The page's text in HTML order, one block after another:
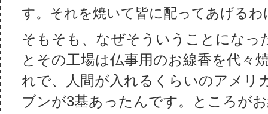
す。それを焼いて皆に配ってあげるわ
そもそも、なぜそういうことになっ
とその工場は仏事用のお線香を代々
れで、人間が入れるくらいのアメリ
ブンが3基あったんです。ところが